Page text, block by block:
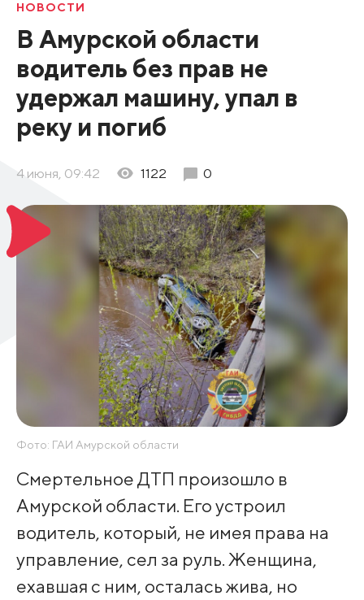
НОВОСТИ
В Амурской области
водитель без прав не
удержал машину, упал в
реку и погиб
4 июня, 09:42 1122 0
Фото: ГАИ Амурской области
Смертельное ДТП произошло в
Амурской области. Его устроил
водитель, который, не имея права на
управление, сел за руль. Женщина,
ехавшая с ним, осталась жива, но